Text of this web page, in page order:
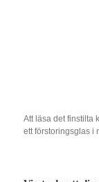
Att läsa det finstilta
ett förstoringsglas i